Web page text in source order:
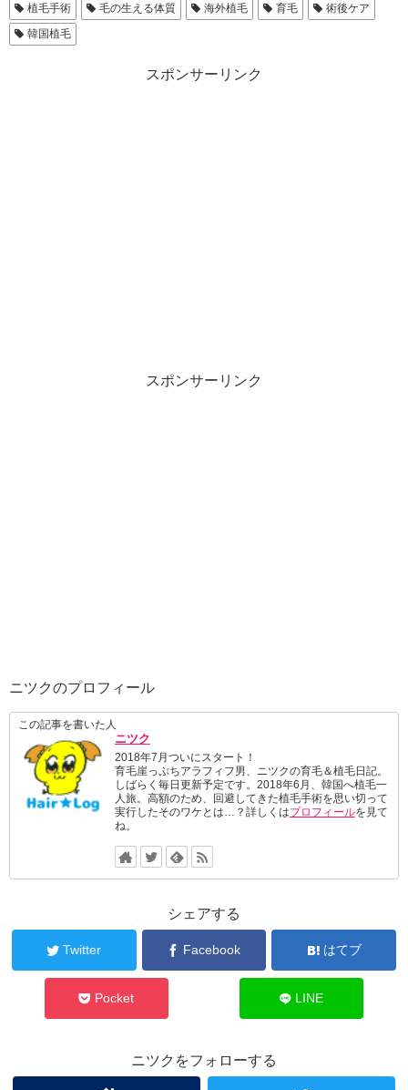
植毛手術
毛の生える体質 海外植毛 育毛
術後ケア
韓国植毛
スポンサーリンク
スポンサーリンク
ニツクのプロフィール
この記事を書いた人
ニツク
2018年7月ついにスタート！
育毛崖っぷちアラフィフ男、ニツクの育毛＆植毛日記。
しばらく毎日更新予定です。2018年6月、韓国へ植毛一
人旅。高額のため、回避してきた植毛手術を思い切って
実行したそのワケとは…？詳しくはプロフィールを見て
ね。
シェアする
Twitter Facebook はてブ
Pocket LINE
ニツクをフォローする